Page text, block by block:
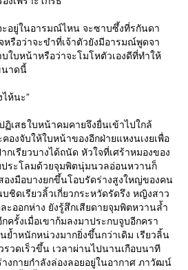
อยู่ในอารมณ์ไหน จะซาบซึ้งที่รกันดา
หรือว่าจะขำที่เจ้าตัวยังมีอารมณ์พูดจา
ใบหน้าหรือว่าจะโมโหตัวเองดีที่ทำให้
นาดนี้
ห้นะ”
เสธใบหน้าคมคายจึงยื่นเข้าไปใกล้
องจับให้ใบหน้าของอีกฝ่ายแหงนเงยเพื่อ
กเรียวบางได้ถนัด หัวใจที่เศร้าหมองของ
ประโลมด้วยจุมพิตนุ่มนวลอ่อนหวานก็
องมือบางยกขึ้นโอบรัดร่างสูงใหญ่ของคน
ชิดเรียวลิ้วเกี่ยวกระหวัดรัดรึง หญิงสาว
ะออกห่าง ยังรู้สึกเสียดายจุมพิตหวานล้ำ
ครั้งเมื่อเขาก้มลงมาประกบจูบอีกครา
ำหนักหน่วงมากยิ่งขึ้นกว่าเดิม เรียวลิ้น
รวดเร็วขึ้น เวลาผ่านไปนานเกือบนาที
งกายกำลังล่องลอยอยู่ในอากาศ ภาวัฒน์